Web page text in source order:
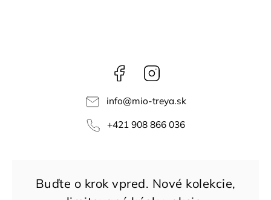
Facebook
info@mio-treya.sk
+421 908 866 036